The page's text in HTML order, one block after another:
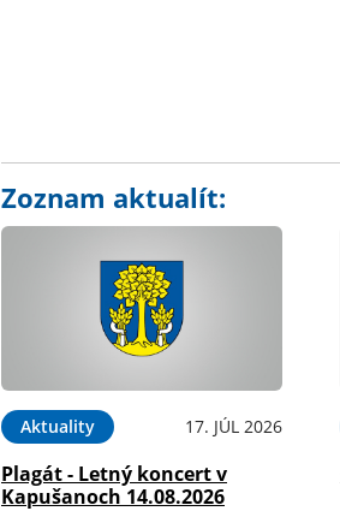
Zoznam aktualít:
Aktuality 17. JÚL 2026
Plagát - Letný koncert v
Kapušanoch 14.08.2026